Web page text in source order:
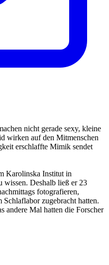
nicht gerade sexy, kleine
wirken auf den Mitmenschen
erschlaffte Mimik sendet
Karolinska Institut in
wissen. Deshalb ließ er 23
fotografieren,
zugebracht hatten.
andere Mal hatten die Forscher